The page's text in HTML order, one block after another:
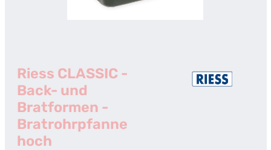
Riess CLASSIC -
Back- und
Bratformen -
Bratrohrpfanne
hoch